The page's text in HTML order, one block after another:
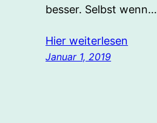
besser. Selbst wenn…
Hier weiterlesen
Januar 1, 2019